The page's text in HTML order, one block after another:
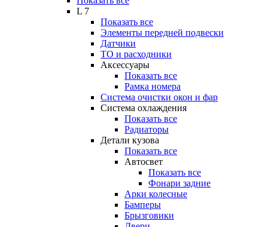
L 7
Показать все
Элементы передней подвески
Датчики
ТО и расходники
Аксессуары
Показать все
Рамка номера
Система очистки окон и фар
Система охлаждения
Показать все
Радиаторы
Детали кузова
Показать все
Автосвет
Показать все
Фонари задние
Арки колесные
Бамперы
Брызговики